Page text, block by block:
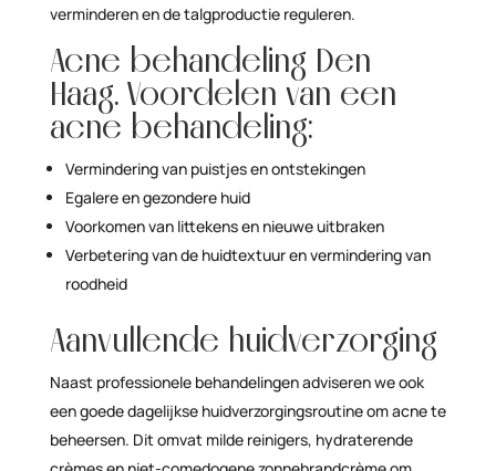
verminderen en de talgproductie reguleren.
Acne behandeling Den
Haag. Voordelen van een
acne behandeling:
Vermindering van puistjes en ontstekingen
Egalere en gezondere huid
Voorkomen van littekens en nieuwe uitbraken
Verbetering van de huidtextuur en vermindering van
roodheid
Aanvullende huidverzorging
Naast professionele behandelingen adviseren we ook
een goede dagelijkse huidverzorgingsroutine om acne te
beheersen. Dit omvat milde reinigers, hydraterende